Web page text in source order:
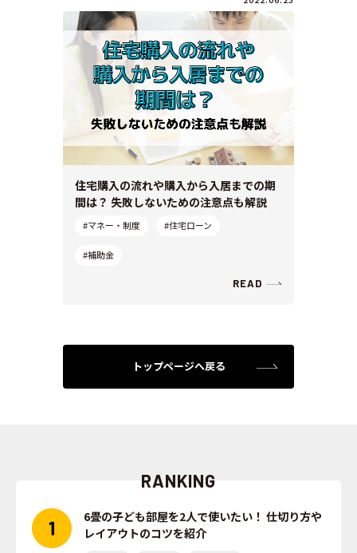
住宅購入の流れや購入から入居までの期
間は？ 失敗しないための注意点も解説
#マネー・制度 #住宅ローン
#補助金
READ
トップページへ戻る
RANKING
6畳の子ども部屋を2人で使いたい！ 仕切り方や
レイアウトのコツを紹介